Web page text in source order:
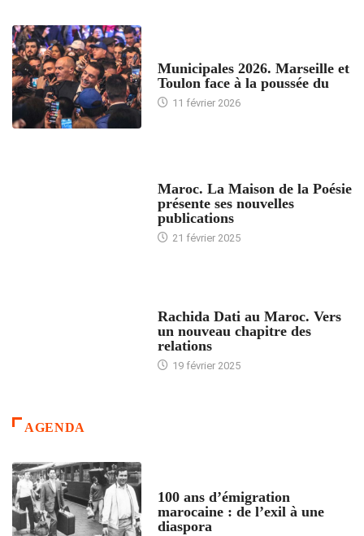
Municipales 2026. Marseille et
Toulon face à la poussée du
11 février 2026
Maroc. La Maison de la Poésie
présente ses nouvelles
publications
21 février 2025
Rachida Dati au Maroc. Vers
un nouveau chapitre des
relations
19 février 2025
AGENDA
100 ans d’émigration
marocaine : de l’exil à une
diaspora